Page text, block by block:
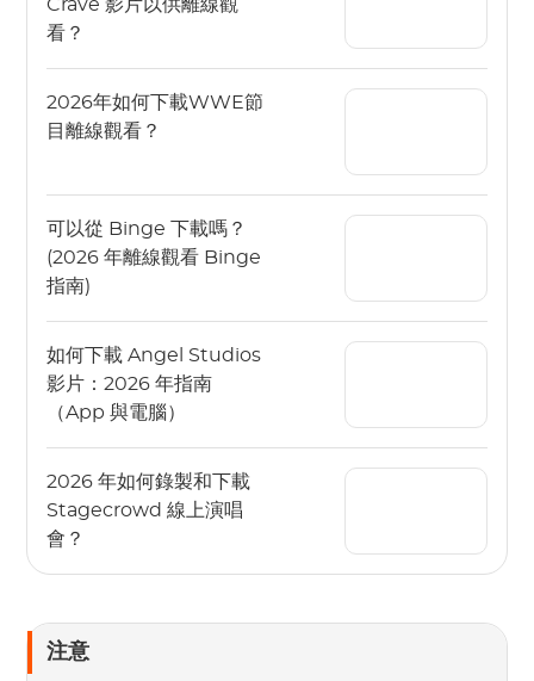
Crave 影片以供離線觀
看？
2026年如何下載WWE節
目離線觀看？
可以從 Binge 下載嗎？
(2026 年離線觀看 Binge
指南)
如何下載 Angel Studios
影片：2026 年指南
（App 與電腦）
2026 年如何錄製和下載
Stagecrowd 線上演唱
會？
注意